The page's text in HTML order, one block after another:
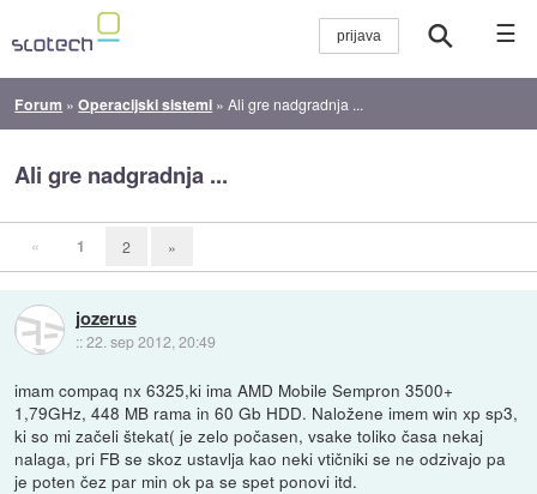
☰
Forum »Operacijski sistemi »Ali gre nadgradnja ...
Ali gre nadgradnja ...
« 1 2 »
jozerus
::22. sep 2012, 20:49
imam compaq nx 6325,ki ima AMD Mobile Sempron 3500+
1,79GHz, 448 MB rama in 60 Gb HDD. Naložene imem win xp sp3,
ki so mi začeli štekat( je zelo počasen, vsake toliko časa nekaj
nalaga, pri FB se skoz ustavlja kao neki vtičniki se ne odzivajo pa
je poten čez par min ok pa se spet ponovi itd.